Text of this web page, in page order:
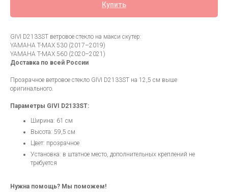
Купить
GIVI D2133ST ветровое стекло на макси скутер:
YAMAHA T-MAX 530 (2017–2019)
YAMAHA T-MAX 560 (2020–2021)
Доставка по всей России
Прозрачное ветровое стекло GIVI D2133ST на 12,5 см выше
оригинального.
Параметры GIVI D2133ST:
Ширина: 61 см
Высота: 59,5 см
Цвет: прозрачное
Установка: в штатное место, дополнительных креплений не
требуется
Нужна помощь? Мы поможем!